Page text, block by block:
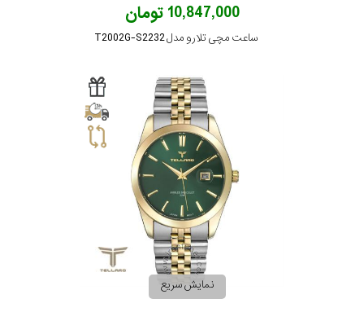
10,847,000 تومان
ساعت مچی تلارو مدل T2002G-S2232
نمایش سریع